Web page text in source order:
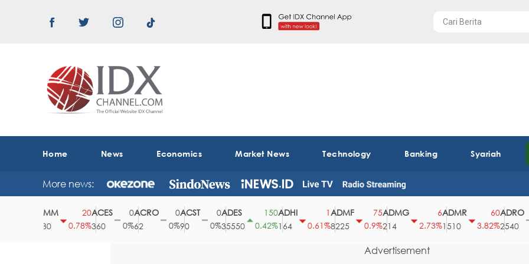
Home News Economics Market News Technology Banking Syariah
More news:
0.78%
ACES
360
ACRO
62
ACST
90
ADES
35550
0.42%
ADHI
164
0.61%
ADMF
8225
0.9%
ADMG
214
2.73%
ADMR
1510
3.82%
ADRO
2540
0%
Advertisement